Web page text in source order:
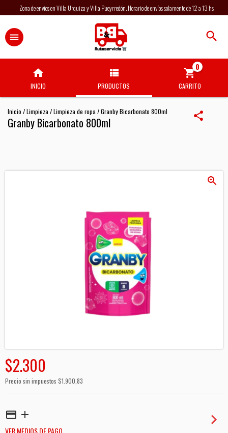
Zona de envíos en Villa Urquiza y Villa Pueyrredón. Horario de envíos solamente de 12 a 13 hs
INICIO PRODUCTOS CARRITO
0
Inicio /Limpieza /Limpieza de ropa /Granby Bicarbonato 800ml
Granby Bicarbonato 800ml
$2.300
Precio sin impuestos $1.900,83
VER MEDIOS DE PAGO